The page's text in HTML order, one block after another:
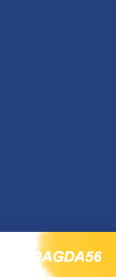
notre politique de